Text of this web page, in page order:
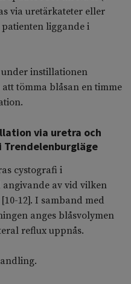
via uretärkateter eller
liggande i
under instillationen
tömma blåsan en timme
via uretra och
cystografi i
av vid vilken
10-12]. I samband med
anges blåsvolymen
reflux uppnås.